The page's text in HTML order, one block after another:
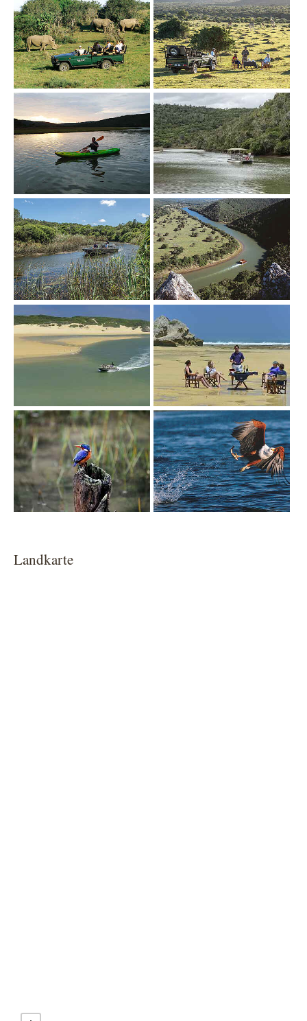
Show larger version Show larger version
Show larger version Show larger version
Show larger version
Show larger version Show larger version
Landkarte